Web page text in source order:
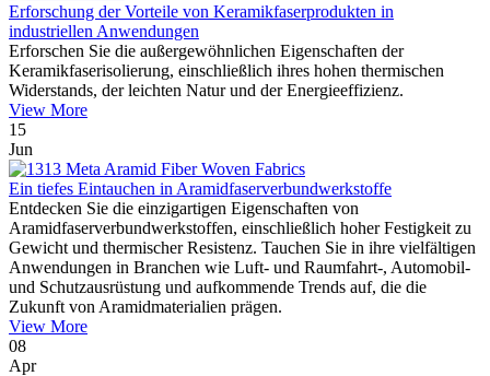
Erforschung der Vorteile von Keramikfaserprodukten in
industriellen Anwendungen
Erforschen Sie die außergewöhnlichen Eigenschaften der
Keramikfaserisolierung, einschließlich ihres hohen thermischen
Widerstands, der leichten Natur und der Energieeffizienz.
View More
15
Jun
Ein tiefes Eintauchen in Aramidfaserverbundwerkstoffe
Entdecken Sie die einzigartigen Eigenschaften von
Aramidfaserverbundwerkstoffen, einschließlich hoher Festigkeit zu
Gewicht und thermischer Resistenz. Tauchen Sie in ihre vielfältigen
Anwendungen in Branchen wie Luft- und Raumfahrt-, Automobil-
und Schutzausrüstung und aufkommende Trends auf, die die
Zukunft von Aramidmaterialien prägen.
View More
08
Apr